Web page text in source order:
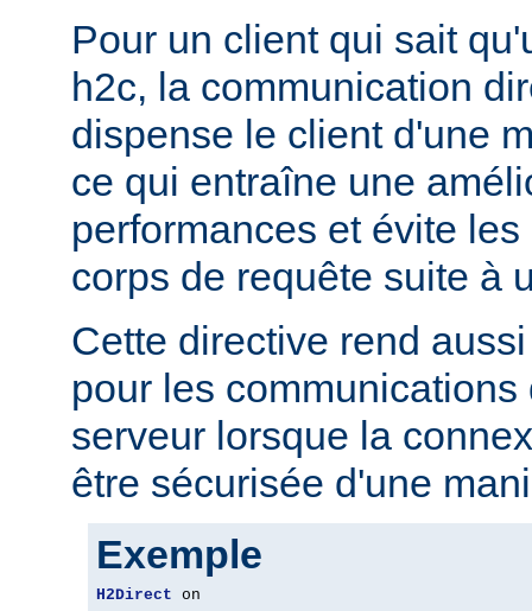
Pour un client qui sait
h2c, la communication
dispense le client d'une
ce qui entraîne une
performances et évite
corps de requête suite à
Cette directive rend
pour les communications
serveur lorsque la
être sécurisée d'une
Exemple
H2Direct on